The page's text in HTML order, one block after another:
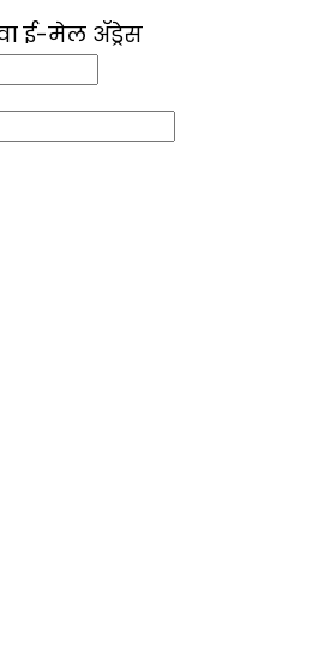
ई-मेल ॲड्रेस